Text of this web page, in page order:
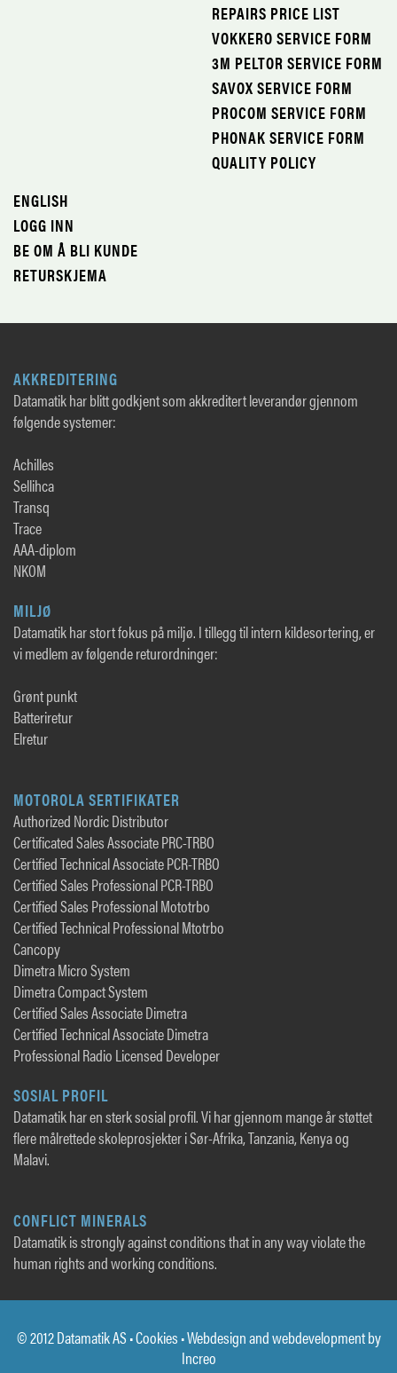
REPAIRS PRICE LIST
VOKKERO SERVICE FORM
3M PELTOR SERVICE FORM
SAVOX SERVICE FORM
PROCOM SERVICE FORM
PHONAK SERVICE FORM
QUALITY POLICY
ENGLISH
LOGG INN
BE OM Å BLI KUNDE
RETURSKJEMA
AKKREDITERING
Datamatik har blitt godkjent som akkreditert leverandør gjennom
følgende systemer:
Achilles
Sellihca
Transq
Trace
AAA-diplom
NKOM
MILJØ
Datamatik har stort fokus på miljø. I tillegg til intern kildesortering, er
vi medlem av følgende returordninger:
Grønt punkt
Batteriretur
Elretur
MOTOROLA SERTIFIKATER
Authorized Nordic Distributor
Certificated Sales Associate PRC-TRBO
Certified Technical Associate PCR-TRBO
Certified Sales Professional PCR-TRBO
Certified Sales Professional Mototrbo
Certified Technical Professional Mtotrbo
Cancopy
Dimetra Micro System
Dimetra Compact System
Certified Sales Associate Dimetra
Certified Technical Associate Dimetra
Professional Radio Licensed Developer
SOSIAL PROFIL
Datamatik har en sterk sosial profil. Vi har gjennom mange år støttet
flere målrettede skoleprosjekter i Sør-Afrika, Tanzania, Kenya og
Malavi.
CONFLICT MINERALS
Datamatik is strongly against conditions that in any way violate the
human rights and working conditions.
© 2012 Datamatik AS •Cookies • Webdesign and webdevelopment by
Increo